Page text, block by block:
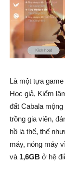
Là một tựa
Học giả, Kiểm
đất Cabala
trồng gia viên,
hồ là thế, thế
máy, nóng máy
và 1,6GB ở hệ